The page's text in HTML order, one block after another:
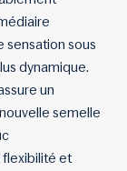
sensation sous
dynamique.
un
semelle
et